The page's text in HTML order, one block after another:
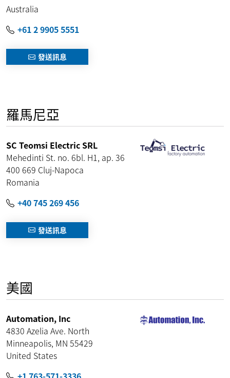
Australia
+61 2 9905 5551
發送訊息
羅馬尼亞
SC Teomsi Electric SRL
Mehedinti St. no. 6bl. H1, ap. 36
400 669 Cluj-Napoca
Romania
+40 745 269 456
發送訊息
美國
Automation, Inc
4830 Azelia Ave. North
Minneapolis, MN 55429
United States